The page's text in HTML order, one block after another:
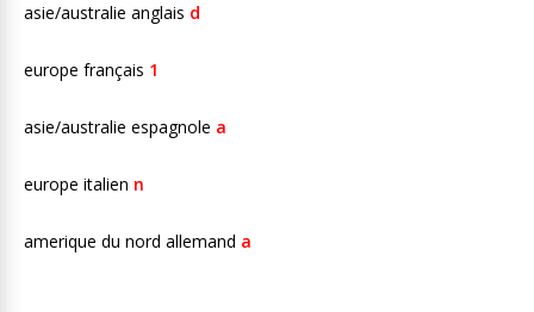
asie/australie anglais d
europe français 1
asie/australie espagnole a
europe italien n
amerique du nord allemand a